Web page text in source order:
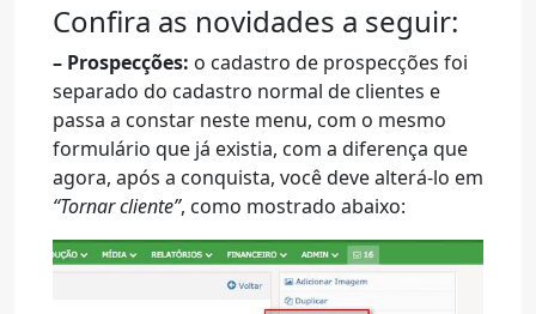
Confira as novidades a seguir:
– Prospecções: o cadastro de prospecções foi
separado do cadastro normal de clientes e
passa a constar neste menu, com o mesmo
formulário que já existia, com a diferença que
agora, após a conquista, você deve alterá-lo em
“Tornar cliente”, como mostrado abaixo: